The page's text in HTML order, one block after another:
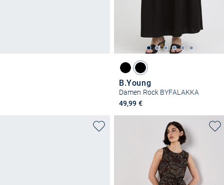
B.Young
Damen Rock BYFALAKKA
49,99 €